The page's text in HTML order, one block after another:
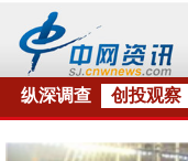
纵深调查 创投观察